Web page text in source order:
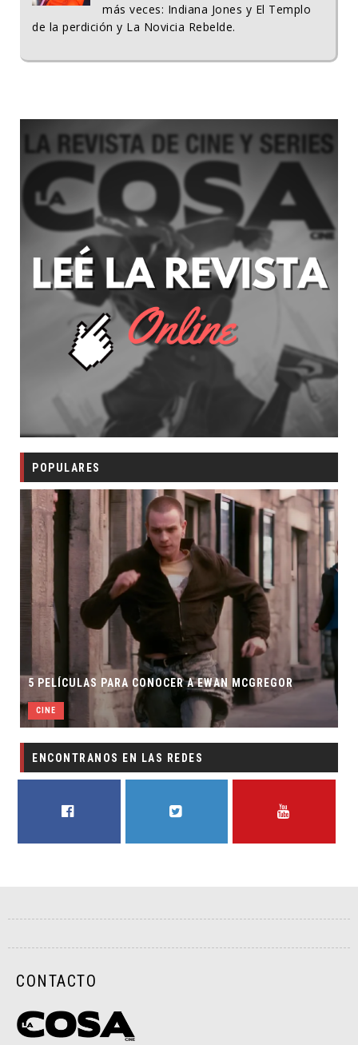
más veces: Indiana Jones y El Templo
de la perdición y La Novicia Rebelde.
POPULARES
5 PELÍCULAS PARA CONOCER A EWAN MCGREGOR
CINE
ENCONTRANOS EN LAS REDES
CONTACTO